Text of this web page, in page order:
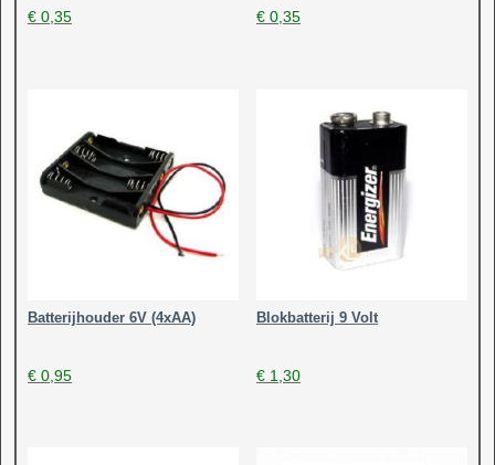
€ 0,35 €0,35
Batterijhouder 6V (4xAA)
€ 0,95
Blokbatterij 9 Volt
€1,30